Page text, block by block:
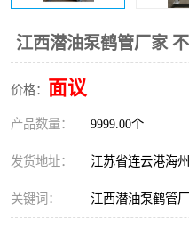
江西潜油泵鹤管厂家
价格： 面议
产品数量： 9999.00个
发货地址： 江苏省连云港海
关键词： 江西潜油泵鹤管